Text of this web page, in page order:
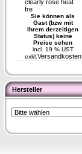
clearly rose heat
fre
Sie können als
Gast (bzw mit
Ihrem derzeitigen
Status) keine
Preise sehen
incl. 19 % UST
exkl. Versandkosten
Hersteller